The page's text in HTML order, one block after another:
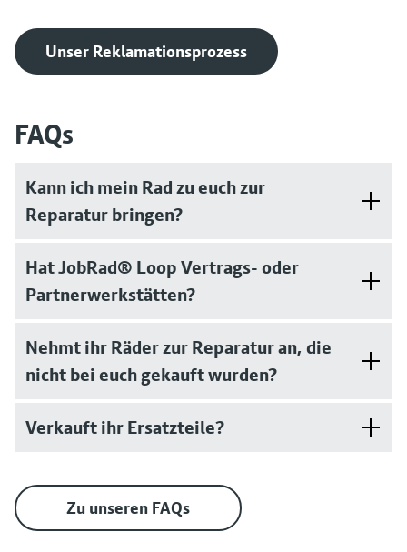
Unser Reklamationsprozess
FAQs
Kann ich mein Rad zu euch zur
Reparatur bringen?
Hat JobRad® Loop Vertrags- oder
Partnerwerkstätten?
Nehmt ihr Räder zur Reparatur an, die
nicht bei euch gekauft wurden?
Verkauft ihr Ersatzteile?
Zu unseren FAQs